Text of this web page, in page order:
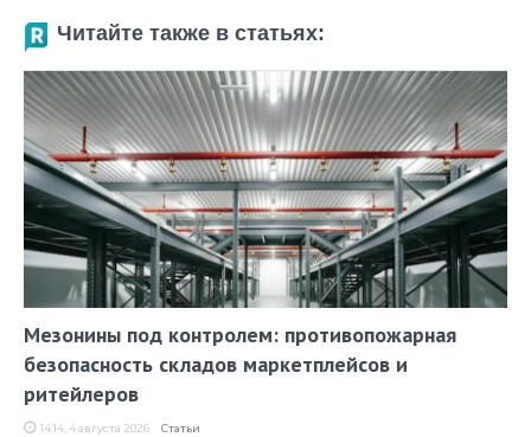
Читайте также в статьях:
Мезонины под контролем: противопожарная
безопасность складов маркетплейсов и
ритейлеров
14:14, 4 августа 2026 Статьи